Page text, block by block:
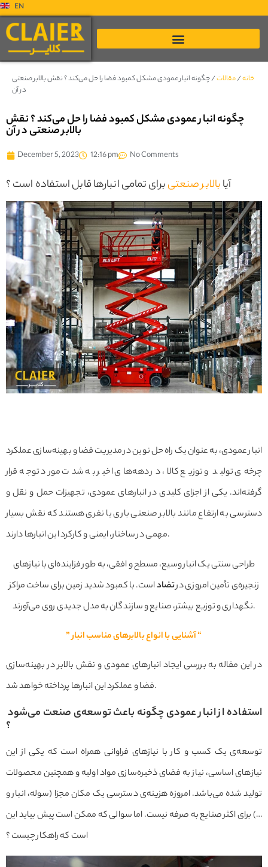
EN
خانه/مقالات/چگونه انبار عمودی مشکل کمبود فضا را حل می‌کند ؟ نقش بالابر صنعتی
در آن
چگونه انبار عمودی مشکل کمبود فضا را حل می‌کند ؟ نقش
بالابر صنعتی در آن
December 5, 2023 12:16 pm No Comments
آیابالابر صنعتیبرای تمامی انبارها قابل استفاده است ؟
انبار عمودی، به عنوان یک راه حل نوین در مدیریت فضا و بهینه‌سازی عملکرد
چرخه‌ی تولید و توزیع کالا، در دهه‌های اخیر به شدت مورد توجه قرار
گرفته‌اند. یکی از اجزای کلیدی در انبارهای عمودی، تجهیزات حمل و نقل و
دسترسی به ارتفاع مانند بالابر صنعتی باری یا نفری هستند که نقش بسیار
مهمی در ساختار، ایمنی و کارکرد این انبارها دارند.
طراحی سنتی یک انبار وسیع، مسطح و افقی، به طور فزاینده‌ای با نیازهای
زنجیره‌ی تأمین امروزی درتضاداست. با کمبود شدید زمین برای ساخت مراکز
نگهداری و توزیع بیشتر، صنایع و سازندگان به مدل جدیدی روی می‌آورند.
”آشنایی با انواع بالابرهای مناسب انبار“
در این مقاله به بررسی ایجاد انبارهای عمودی و نقش بالابر در بهینه‌سازی
فضا و عملکرد این انبارها پرداخته خواهد شد.
؟
توسعه‌ی یک کسب و کار با نیازهای فراوانی همراه است که یکی از این
نیازهای اساسی، نیاز به فضای ذخیره‌سازی مواد اولیه و همچنین محصولات
تولید شده می‌باشد. امروزه هزینه‌ی دسترسی یک مکان مجزا (سوله، انبار و
…) برای اکثر صنایع به صرفه نیست. اما سوالی که ممکن است پیش بیاید این
است که راهکار چیست ؟